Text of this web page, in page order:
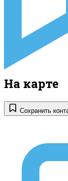
На карте
Сохранить